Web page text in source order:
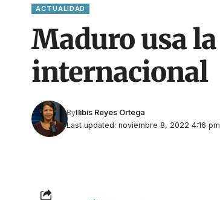
ACTUALIDAD
Maduro usa
internacional
Last updated: noviembre 8, 2022 4:16 pm
ByIlibis Reyes Ortega